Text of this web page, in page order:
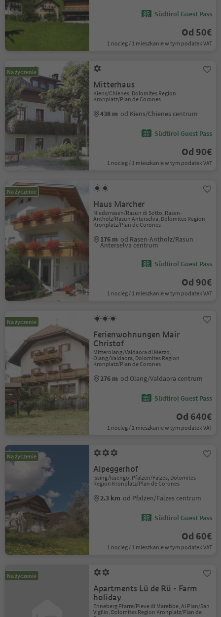
Südtirol Guest Pass
Od 50€
1 nocleg / 1 mieszkanie w tym podatek VAT
Na życzenie
Mitterhaus
Kiens/Chienes, Dolomites Region
Kronplatz/Plan de Corones
438 m od Kiens/Chienes centrum
Südtirol Guest Pass
Od 90€
1 nocleg / 1 mieszkanie w tym podatek VAT
Na życzenie
Haus Marcher
Niederrasen/Rasun di Sotto, Rasen-
Antholz/Rasun Anterselva, Dolomites Region
Kronplatz/Plan de Corones
176 m od Rasen-Antholz/Rasun
Anterselva centrum
Südtirol Guest Pass
Od 90€
1 nocleg / 1 mieszkanie w tym podatek VAT
Na życzenie
Ferienwohnungen Mair
Christof
Mitterolang/Valdaora di Mezzo,
Olang/Valdaora, Dolomites Region
Kronplatz/Plan de Corones
276 m od Olang/Valdaora centrum
Südtirol Guest Pass
Od 640€
1 nocleg / 1 mieszkanie w tym podatek VAT
Na życzenie
Alpeggerhof
Issing/Issengo, Pfalzen/Falzes, Dolomites
Region Kronplatz/Plan de Corones
2.3 km od Pfalzen/Falzes centrum
Südtirol Guest Pass
Od 60€
1 nocleg / 1 mieszkanie w tym podatek VAT
Na życzenie
Apartments Lü de Rü - Farm
holiday
Enneberg Pfarre/Pieve di Marebbe, Al Plan/San
Vigilio, Dolomites Region Kronplatz/Plan de